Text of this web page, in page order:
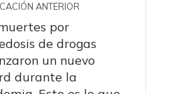
ANTERIOR
por
de drogas
un nuevo
durante la